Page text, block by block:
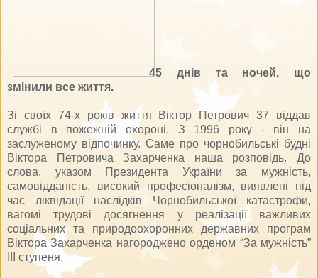
45 днів та ночей, що
змінили все життя.
Зі своїх 74-х років життя Віктор Петрович 37 віддав
службі в пожежній охороні. З 1996 року - він на
заслуженому відпочинку. Саме про чорнобильські будні
Віктора Петровича Захарченка наша розповідь. До
слова, указом Президента України за мужність,
самовідданість, високий професіоналізм, виявлені під
час ліквідації наслідків Чорнобильської катастрофи,
вагомі трудові досягнення у реалізації важливих
соціальних та природоохоронних державних програм
Віктора Захарченка нагороджено орденом “За мужність”
ІІІ ступеня.